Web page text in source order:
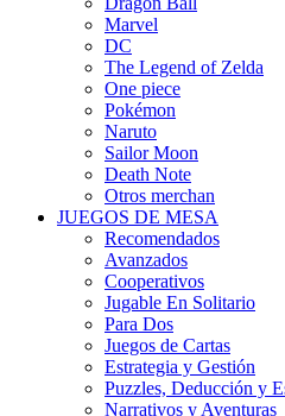
Marvel
DC
The Legend of Zelda
One piece
Pokémon
Naruto
Sailor Moon
Death Note
Otros merchan
JUEGOS DE MESA
Recomendados
Avanzados
Cooperativos
Jugable En Solitario
Para Dos
Juegos de Cartas
Estrategia y Gestión
Puzzles, Deducción y
Narrativos y Aventuras